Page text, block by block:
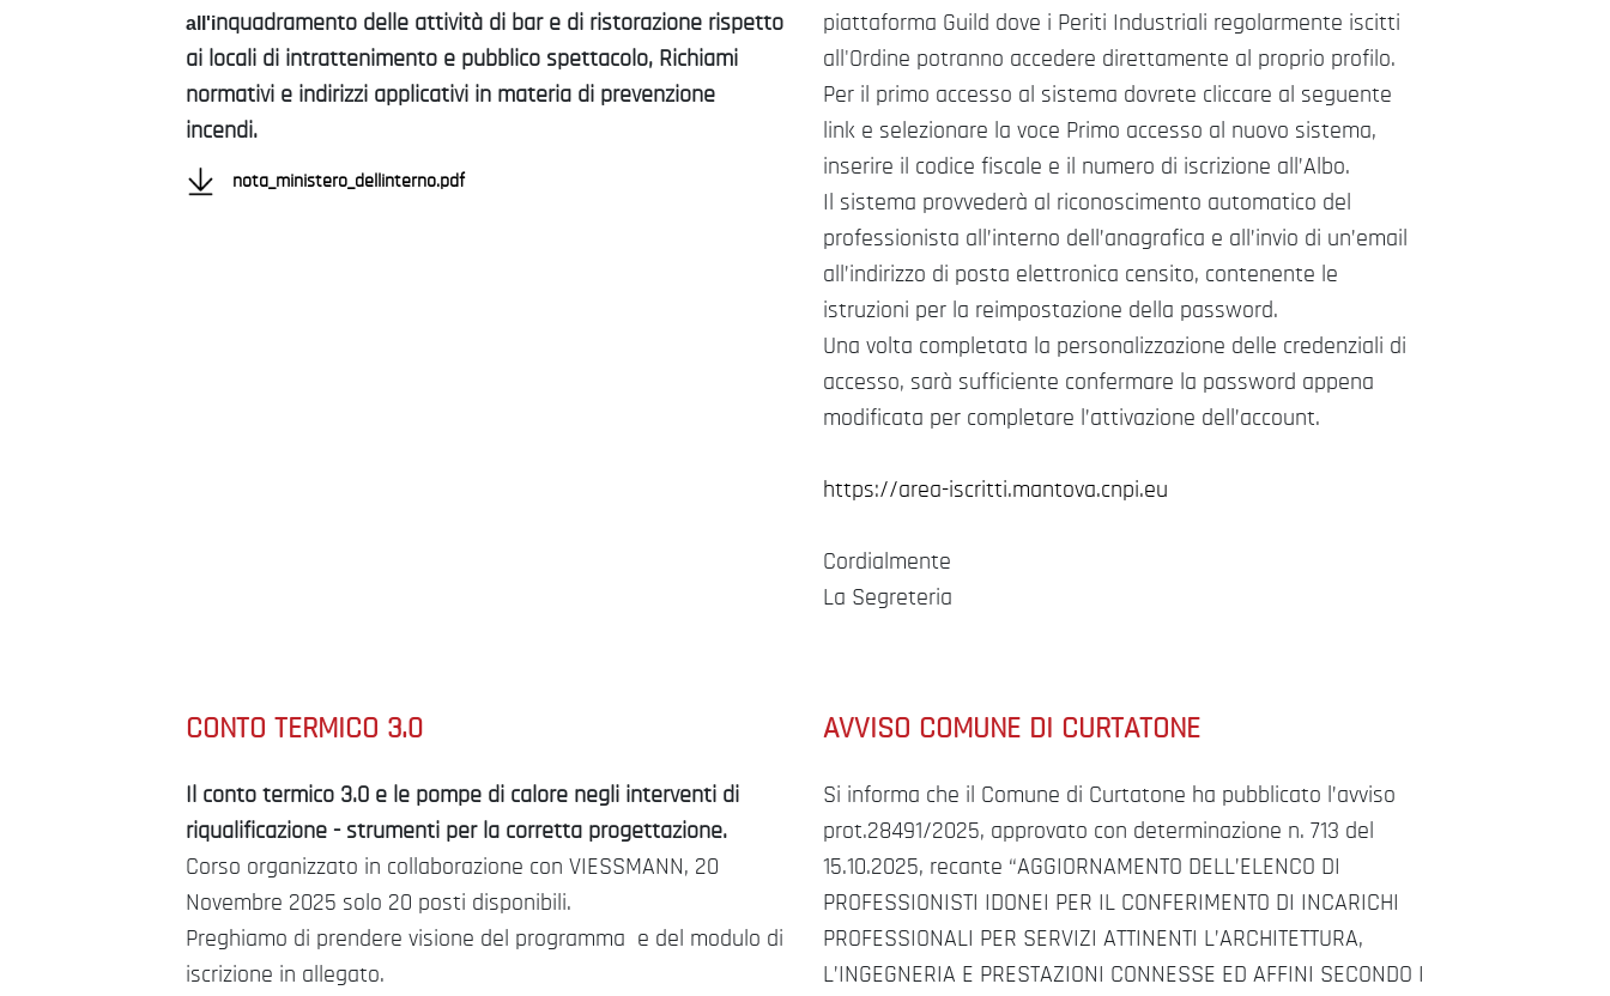
all'inquadramento delle attività di bar e di ristorazione rispetto
ai locali di intrattenimento e pubblico spettacolo, Richiami
normativi e indirizzi applicativi in materia di prevenzione
incendi.
nota_ministero_dellinterno.pdf
piattaforma Guild dove i Periti Industriali regolarmente iscitti
all'Ordine potranno accedere direttamente al proprio profilo.
Per il primo accesso al sistema dovrete cliccare al seguente
link e selezionare la voce Primo accesso al nuovo sistema,
inserire il codice fiscale e il numero di iscrizione all’Albo.
Il sistema provvederà al riconoscimento automatico del
professionista all’interno dell’anagrafica e all’invio di un’email
all’indirizzo di posta elettronica censito, contenente le
istruzioni per la reimpostazione della password.
Una volta completata la personalizzazione delle credenziali di
accesso, sarà sufficiente confermare la password appena
modificata per completare l’attivazione dell’account.
https://area-iscritti.mantova.cnpi.eu
Cordialmente
La Segreteria
CONTO TERMICO 3.0
Il conto termico 3.0 e le pompe di calore negli interventi di
riqualificazione - strumenti per la corretta progettazione.
Corso organizzato in collaborazione con VIESSMANN, 20
Novembre 2025 solo 20 posti disponibili.
Preghiamo di prendere visione del programma e del modulo di
iscrizione in allegato.
AVVISO COMUNE DI CURTATONE
Si informa che il Comune di Curtatone ha pubblicato l’avviso
prot.28491/2025, approvato con determinazione n. 713 del
15.10.2025, recante “AGGIORNAMENTO DELL’ELENCO DI
PROFESSIONISTI IDONEI PER IL CONFERIMENTO DI INCARICHI
PROFESSIONALI PER SERVIZI ATTINENTI L’ARCHITETTURA,
L’INGEGNERIA E PRESTAZIONI CONNESSE ED AFFINI SECONDO I